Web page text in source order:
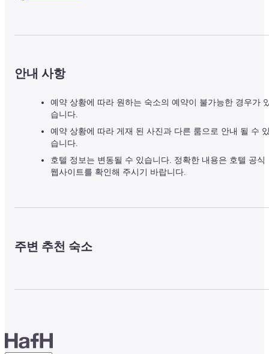
안내 사항
예약 상황에 따라 원하는 숙소의 예약이 불가능한 경우가
습니다.
예약 상황에 따라 게재 된 사진과 다른 룸으로 안내 될 수
습니다.
호텔 정보는 변동될 수 있습니다. 정확한 내용은 호텔 공식
웹사이트를 확인해 주시기 바랍니다.
주변 추천 숙소